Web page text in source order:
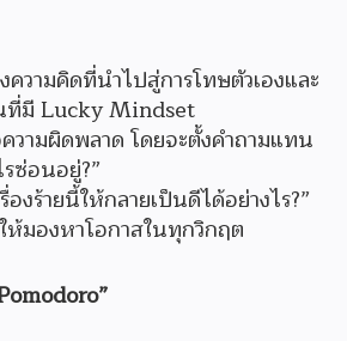
วามคิดที่นำไปสู่การโทษตัวเองและ
ที่มี Lucky Mindset
วามผิดพลาด โดยจะตั้งคำถามแทน
ซ่อนอยู่?”
องร้ายนี้ให้กลายเป็นดีได้อย่างไร?”
ห้มองหาโอกาสในทุกวิกฤต